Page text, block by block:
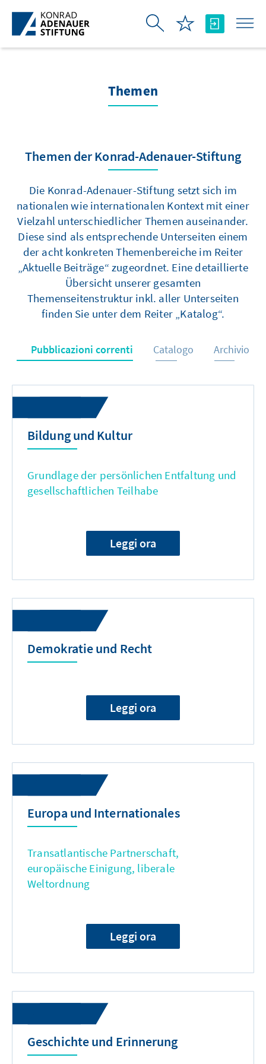
Skip to Main Content
Themen
Themen der Konrad-Adenauer-Stiftung
Die Konrad-Adenauer-Stiftung setzt sich im
nationalen wie internationalen Kontext mit einer
Vielzahl unterschiedlicher Themen auseinander.
Diese sind als entsprechende Unterseiten einem
der acht konkreten Themenbereiche im Reiter
„Aktuelle Beiträge“ zugeordnet. Eine detaillierte
Übersicht unserer gesamten
Themenseitenstruktur inkl. aller Unterseiten
finden Sie unter dem Reiter „Katalog“.
Pubblicazioni correnti Catalogo Archivio
Bildung und Kultur
Grundlage der persönlichen Entfaltung und
gesellschaftlichen Teilhabe
Leggi ora
Demokratie und Recht
Leggi ora
Europa und Internationales
Transatlantische Partnerschaft,
europäische Einigung, liberale
Weltordnung
Leggi ora
Geschichte und Erinnerung